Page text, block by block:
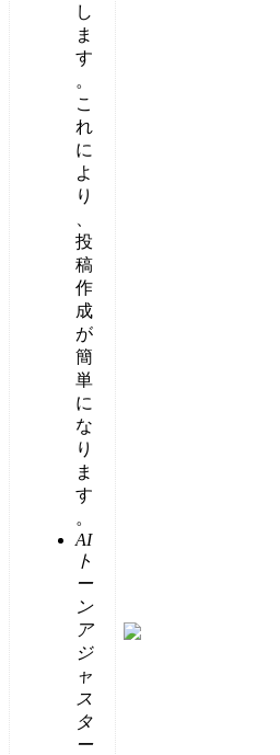
し
ま
す
。
こ
れ
に
よ
り
投
稿
作
成
が
簡
単
に
な
り
ま
す
。
AI
ト
ー
ン
ア
ジ
ャ
ス
タ
ー